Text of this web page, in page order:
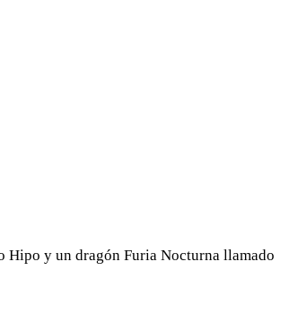
Hipo y un dragón Furia Nocturna llamado